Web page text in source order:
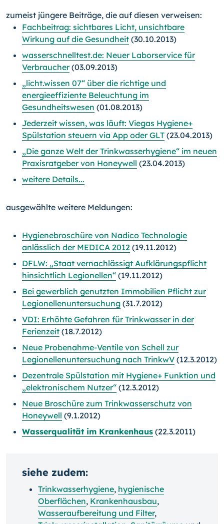
zumeist jüngere Beiträge, die auf diesen verweisen:
Fachbeitrag: sichtbares Licht, unsichtbare
Wirkung auf die Gesundheit (30.10.2013)
wasserschnelltest.de: Neuer Laborservice für
Verbraucher(03.09.2013)
„licht.wissen 07“ über die richtige und
energieeffiziente Beleuchtung im
Gesundheitswesen (01.08.2013)
Jederzeit wissen, was läuft: Viegas Hygiene+
Spülstation steuern via App oder GLT (23.04.2013)
„Die ganze Welt der Trinkwasserhygiene“ im neuen
Praxisratgeber von Honeywell (23.04.2013)
weitere Details...
ausgewählte weitere Meldungen:
Hygienebroschüre von Nadico Technologie
anlässlich der MEDICA 2012 (19.11.2012)
DFLW: „Staat vernachlässigt Aufklärungspflicht
hinsichtlich Legionellen“ (19.11.2012)
Bei gewerblich genutzten Immobilien Pflicht zur
Legionellenuntersuchung (31.7.2012)
VDI: Erhöhte Gefahren für Trinkwasser in der
Ferienzeit (18.7.2012)
Neue Probenahme-Ventile von Schell zur
Legionellenuntersuchung nach TrinkwV (12.3.2012)
Dezentrale Spülstation mit Hygiene+ Funktion und
„elektronischem Nutzer“ (12.3.2012)
Neue Broschüre zum Trinkwasserschutz von
Honeywell (9.1.2012)
Wasserqualität im Krankenhaus (22.3.2011)
siehe zudem:
Trinkwasserhygiene, hygienische
Oberflächen, Krankenhausbau,
Wasseraufbereitung und Filter,